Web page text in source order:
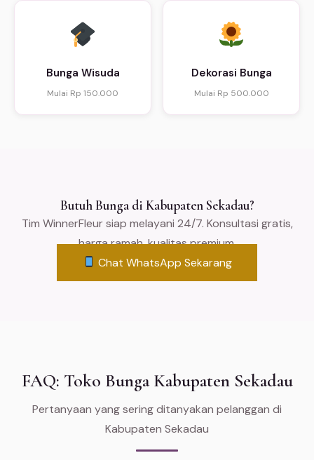
Bunga Wisuda
Mulai Rp 150.000
Dekorasi Bunga
Mulai Rp 500.000
Butuh Bunga di Kabupaten Sekadau?
Tim WinnerFleur siap melayani 24/7. Konsultasi gratis,
harga ramah, kualitas premium.
Chat WhatsApp Sekarang
FAQ: Toko Bunga Kabupaten Sekadau
Pertanyaan yang sering ditanyakan pelanggan di
Kabupaten Sekadau